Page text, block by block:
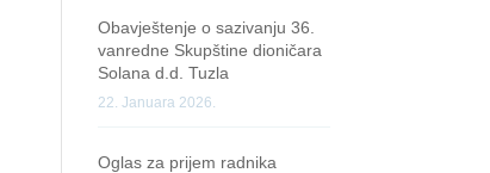
Obavještenje o sazivanju 36.
vanredne Skupštine dioničara
Solana d.d. Tuzla
22. Januara 2026.
Oglas za prijem radnika